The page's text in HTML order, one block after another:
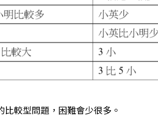
較型問題，困難會少很多。